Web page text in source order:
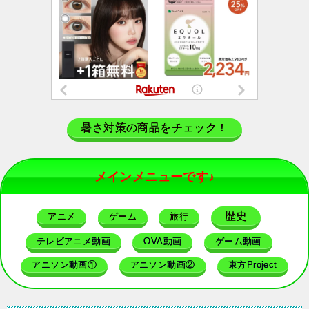
暑さ対策の商品をチェック！
メインメニューです♪
アニメ ゲーム 旅行 歴史
テレビアニメ動画 OVA動画 ゲーム動画
アニソン動画① アニソン動画② 東方Project